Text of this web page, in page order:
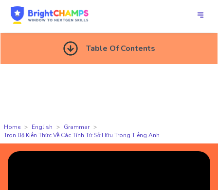
Table Of Contents
Home English
Grammar
Trọn Bộ Kiến Thức Về Các Tính Từ Sở Hữu Trong Tiếng Anh